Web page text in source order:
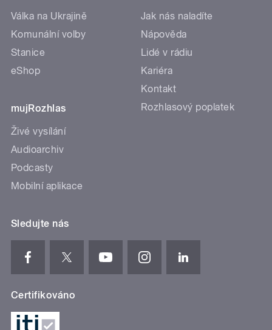
Válka na Ukrajině
Komunální volby
Stanice
eShop
mujRozhlas
Živé vysílání
Audioarchiv
Podcasty
Mobilní aplikace
Jak nás naladíte
Nápověda
Lidé v rádiu
Kariéra
Kontakt
Rozhlasový poplatek
Sledujte nás
Certifikováno